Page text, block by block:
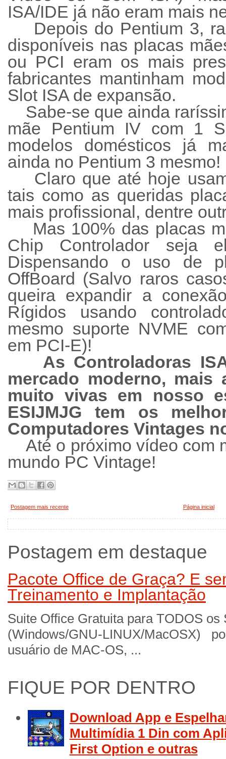
ISA/IDE já não eram mais
Depois do Pentium 3,
disponíveis nas placas
ou PCI eram os mais
fabricantes mantinham
Slot ISA de expansão.
Sabe-se que ainda
mãe Pentium IV com 1
modelos domésticos já
ainda no Pentium 3 mesmo!
Claro que até hoje
tais como as queridas
mais profissional, dentre
Mas 100% das placas
Chip Controlador seja
Dispensando o uso de
OffBoard (Salvo raros
queira expandir a
Rígidos usando
mesmo suporte NVME
em PCI-E)!
As Controladoras
mercado moderno, mais
muito vivas em nosso
ESIJMJG tem os
Computadores Vintages
Até o próximo vídeo com
mundo PC Vintage!
Postagem mais recente Página inicial
Postagem em destaque
Pacote Office de Graça? E
Treinamento e Implantação
Suite Office Gratuita para TODOS
(Windows/GNU-LINUX/MacOSX)
usuário de MAC-OS, ...
FIQUE POR DENTRO
Download App e
Multimídia 1 Din com
First Option e outras